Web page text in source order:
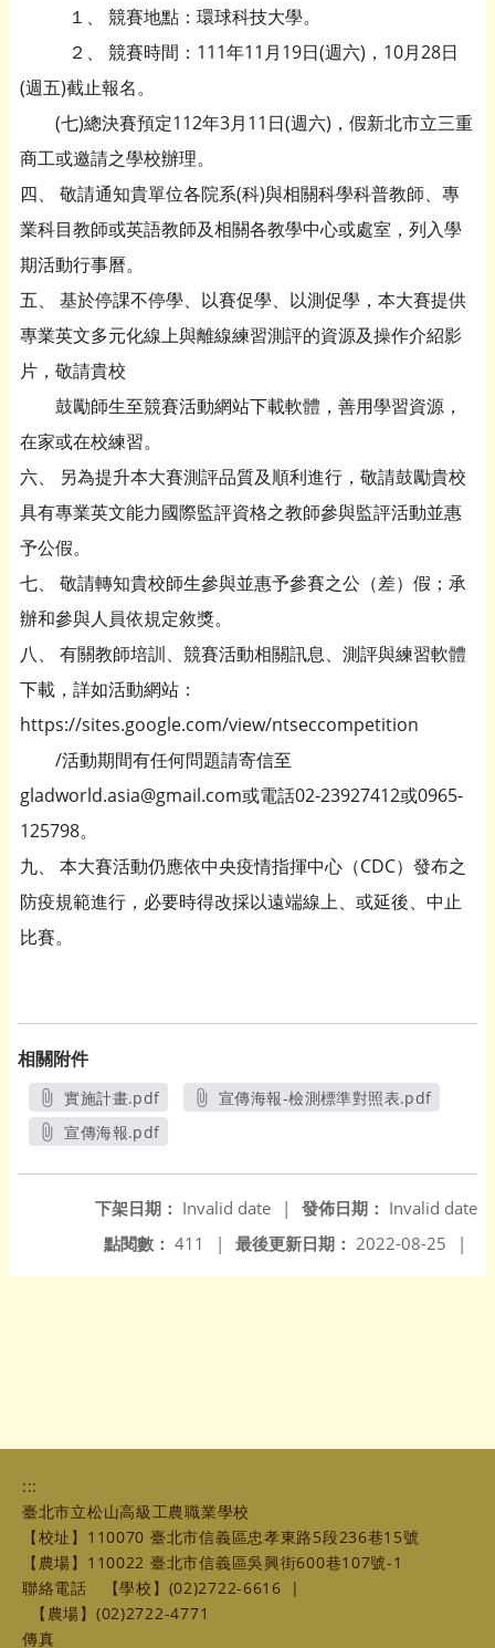
１、 競賽地點：環球科技大學。
２、 競賽時間：111年11月19日(週六)，10月28日
(週五)截止報名。
(七)總決賽預定112年3月11日(週六)，假新北市立三重
商工或邀請之學校辦理。
四、 敬請通知貴單位各院系(科)與相關科學科普教師、專
業科目教師或英語教師及相關各教學中心或處室，列入學
期活動行事曆。
五、 基於停課不停學、以賽促學、以測促學，本大賽提供
專業英文多元化線上與離線練習測評的資源及操作介紹影
片，敬請貴校
鼓勵師生至競賽活動網站下載軟體，善用學習資源，
在家或在校練習。
六、 另為提升本大賽測評品質及順利進行，敬請鼓勵貴校
具有專業英文能力國際監評資格之教師參與監評活動並惠
予公假。
七、 敬請轉知貴校師生參與並惠予參賽之公（差）假；承
辦和參與人員依規定敘獎。
八、 有關教師培訓、競賽活動相關訊息、測評與練習軟體
下載，詳如活動網站：
https://sites.google.com/view/ntseccompetition
/活動期間有任何問題請寄信至
gladworld.asia@gmail.com或電話02-23927412或0965-
125798。
九、 本大賽活動仍應依中央疫情指揮中心（CDC）發布之
防疫規範進行，必要時得改採以遠端線上、或延後、中止
比賽。
相關附件
實施計畫.pdf
另開新視窗
宣傳海報-檢測標準對照表.pdf
宣傳海報.pdf
發佈日期： Invalid date
下架日期： Invalid date
|
最後更新日期： 2022-08-25 |
點閱數： 411 |
:::
臺北市立松山高級工農職業學校
【校址】110070 臺北市信義區忠孝東路5段236巷15號
【農場】110022 臺北市信義區吳興街600巷107號-1
聯絡電話
【學校】(02)2722-6616
|
【農場】(02)2722-4771
傳真